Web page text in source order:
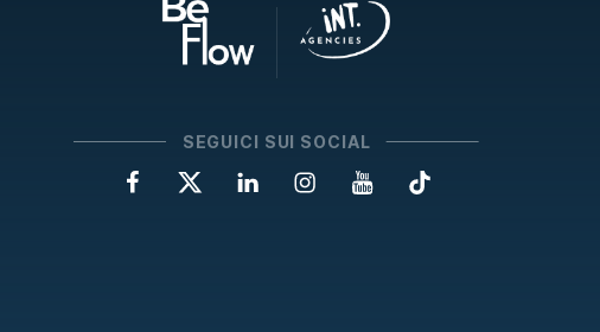
SEGUICI SUI SOCIAL